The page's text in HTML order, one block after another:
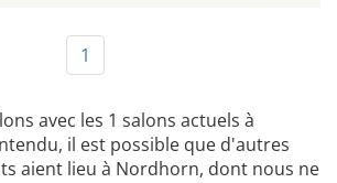
1
avec les 1 salons actuels à
il est possible que d'autres
aient lieu à Nordhorn, dont nous ne